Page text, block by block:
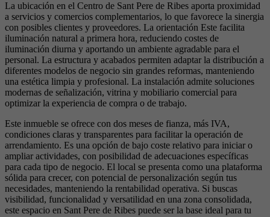
La ubicación en el Centro de Sant Pere de Ribes aporta proximidad
a servicios y comercios complementarios, lo que favorece la sinergia
con posibles clientes y proveedores. La orientación Este facilita
iluminación natural a primera hora, reduciendo costes de
iluminación diurna y aportando un ambiente agradable para el
personal. La estructura y acabados permiten adaptar la distribución a
diferentes modelos de negocio sin grandes reformas, manteniendo
una estética limpia y profesional. La instalación admite soluciones
modernas de señalización, vitrina y mobiliario comercial para
optimizar la experiencia de compra o de trabajo.
Este inmueble se ofrece con dos meses de fianza, más IVA,
condiciones claras y transparentes para facilitar la operación de
arrendamiento. Es una opción de bajo coste relativo para iniciar o
ampliar actividades, con posibilidad de adecuaciones específicas
para cada tipo de negocio. El local se presenta como una plataforma
sólida para crecer, con potencial de personalización según tus
necesidades, manteniendo la rentabilidad operativa. Si buscas
visibilidad, funcionalidad y versatilidad en una zona consolidada,
este espacio en Sant Pere de Ribes puede ser la base ideal para tu